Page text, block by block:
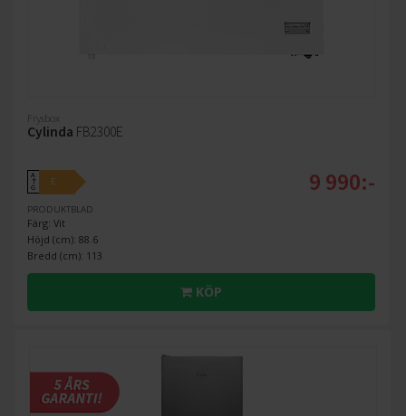
Frysbox
Cylinda FB2300E
A
↑
G
E
PRODUKTBLAD
Färg: Vit
Höjd (cm): 88.6
Bredd (cm): 113
9 990:-
KÖP